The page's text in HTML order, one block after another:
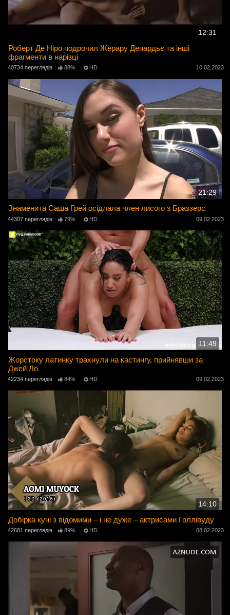
12:31
Роберт Де Ніро подрочил Жерару Депардьє та інші
фрагменти в нарізці
40734 переглядів 88% HD 10.02.2023
21:29
Знаменита Саша Грей осідлала член лисого з Браззерс
44307 переглядів 79% HD 09.02.2023
11:49
Жорстоку латинку трахнули на кастингу, прийнявши за
Джей Ло
42234 переглядів 84% HD 09.02.2023
14:10
Добірка куні з відомими – і не дуже – актрисами Голлівуду
42681 переглядів 89% HD 08.02.2023